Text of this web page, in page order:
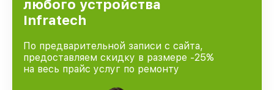
любого устройства
Infratech
По предварительной записи с сайта,
предоставляем скидку в размере -25%
на весь прайс услуг по ремонту